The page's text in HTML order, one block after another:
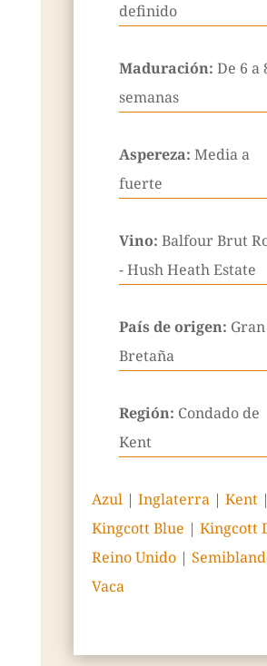
definido
Maduración: De 6 a
semanas
Aspereza: Media a
fuerte
Vino: Balfour Brut
- Hush Heath Estate
País de origen: Gran
Bretaña
Región: Condado de
Kent
Azul| Inglaterra| Kent|
Kingcott Blue | Kingcott
Reino Unido|
Vaca